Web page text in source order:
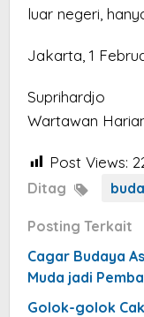
luar negeri,
Jakarta, 1
Suprihardjo
Wartawan
Post Views:
Ditag
Posting Terkait
Cagar Budaya
Muda jadi
Golok-golok